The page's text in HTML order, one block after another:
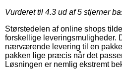
Vurderet til 4.3 ud af 5 stjerner
Størstedelen af online shops
forskellige leveringsmuligheder.
nærværende levering til en
pakken lige præcis når det
Løsningen er nemlig ekstremt